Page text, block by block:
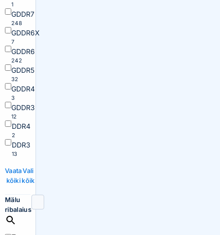
1
GDDR7
248
GDDR6X
7
GDDR6
242
GDDR5
32
GDDR4
3
GDDR3
12
DDR4
2
DDR3
13
Vaata
kõiki
Vali
kõik
Mälu
ribalaius